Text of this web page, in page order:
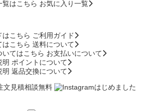
お気に入り一覧
ご利用ガイド
送料について
お支払いについて
ポイントについて
返品交換について